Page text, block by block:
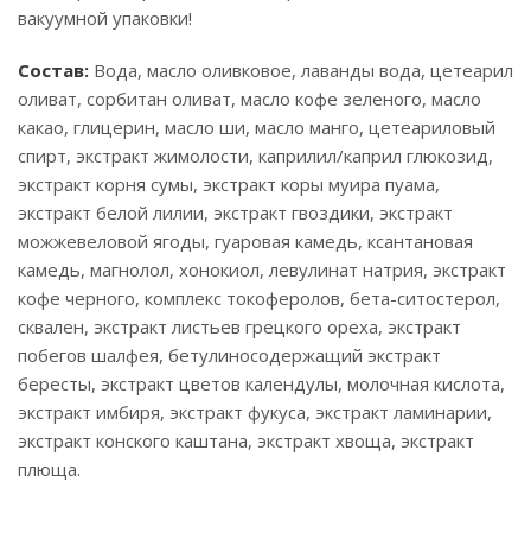
вакуумной упаковки!
Состав: Вода, масло оливковое, лаванды вода, цетеарил
оливат, сорбитан оливат, масло кофе зеленого, масло
какао, глицерин, масло ши, масло манго, цетеариловый
спирт, экстракт жимолости, каприлил/каприл глюкозид,
экстракт корня сумы, экстракт коры муира пуама,
экстракт белой лилии, экстракт гвоздики, экстракт
можжевеловой ягоды, гуаровая камедь, ксантановая
камедь, магнолол, хонокиол, левулинат натрия, экстракт
кофе черного, комплекс токоферолов, бета-ситостерол,
сквален, экстракт листьев грецкого ореха, экстракт
побегов шалфея, бетулиносодержащий экстракт
бересты, экстракт цветов календулы, молочная кислота,
экстракт имбиря, экстракт фукуса, экстракт ламинарии,
экстракт конского каштана, экстракт хвоща, экстракт
плюща.